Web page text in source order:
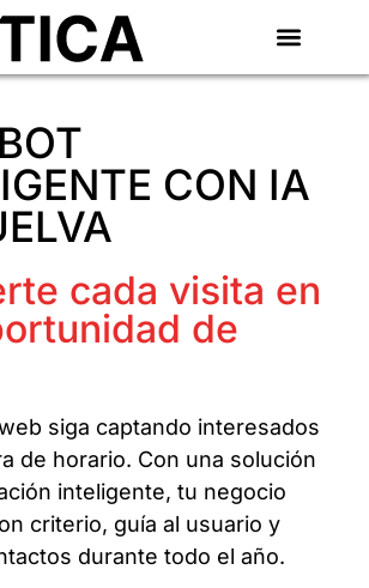
CON IA
cada visita en
de
siga captando interesados
de horario. Con una solución
inteligente, tu negocio
criterio, guía al usuario y
durante todo el año.